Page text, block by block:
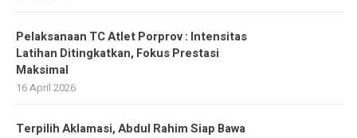
Pelaksanaan TC Atlet Porprov : Intensitas
Latihan Ditingkatkan, Fokus Prestasi
Maksimal
16 April 2026
Terpilih Aklamasi, Abdul Rahim Siap Bawa